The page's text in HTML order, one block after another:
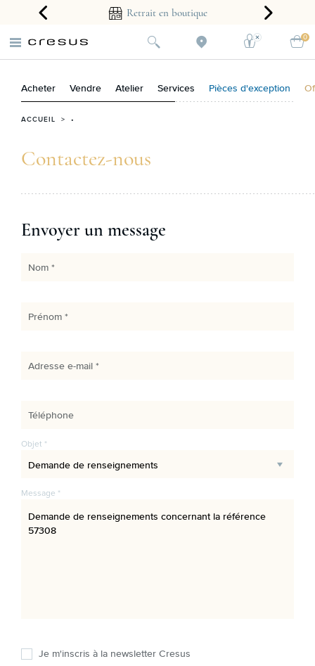
2 ans Retrait en boutique
0
Acheter Vendre Atelier Services Pièces d'exception
ACCUEIL > •
Contactez-nous
Envoyer un message
Nom *
Prénom *
Adresse e-mail *
Téléphone
Objet *
Message *
Je m'inscris à la newsletter Cresus